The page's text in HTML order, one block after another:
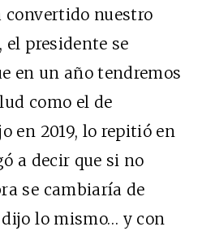
convertido nuestro
el presidente se
en un año tendremos
como el de
en 2019, lo repitió en
a decir que si no
se cambiaría de
lo mismo… y con